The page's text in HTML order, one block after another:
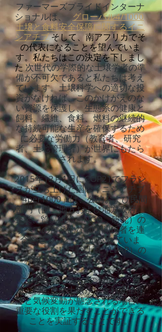
ファーマーズプライドインターナ
ショナルは、
グローバル4/1000
土壌と食料安全保障に関するイニ
シアチブそして、南アフリカでそ
の代表になることを望んでいま
す。私たちはこの決定を下しまし
た 次世代の学際的な土壌学者の準
備が不可欠であると私たちは考え
ています。土壌科学への適切な投
資がなければ、このかけがえのな
い資源を保護し、生態系の健康と
飼料、繊維、食料、燃料の継続的
な持続可能な生産を確保するため
に必要な労働力（教育者、研究
者、土地管理者）が世界にもたら
されます。
2015年12月1日にCOP21でフラン
スが立ち上げた国際イニシアチブ
「4per1000」は、公的および民間
部門（国、地方および地方政府、
企業、貿易組織、NGO、研究）の
すべての自発的な利害関係者を連
合させることで構成されていま
す。リマパリ行動計画（LPAP）の
枠組みの下での施設など）。
このイニシアチブの目的は、農
業、特に農業土壌が、食料安全保
障と気候変動が懸念される場合に
重要な役割を果たすことができる
ことを実証することです。